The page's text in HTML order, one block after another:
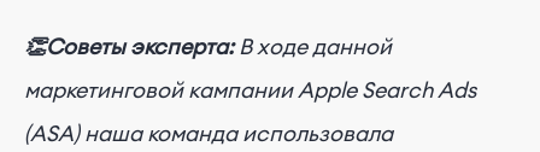
👏Советы эксперта:В ходе данной
маркетинговой кампании Apple Search Ads
(ASA) наша команда использовала